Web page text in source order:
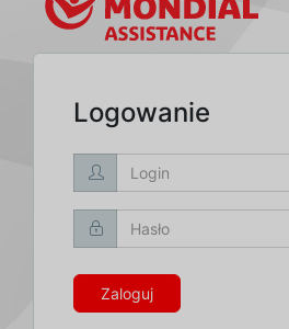
Logowanie
Zaloguj